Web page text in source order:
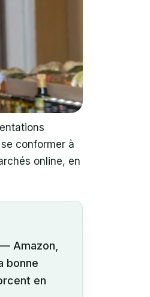
conformer à
online, en
Amazon,
bonne
en